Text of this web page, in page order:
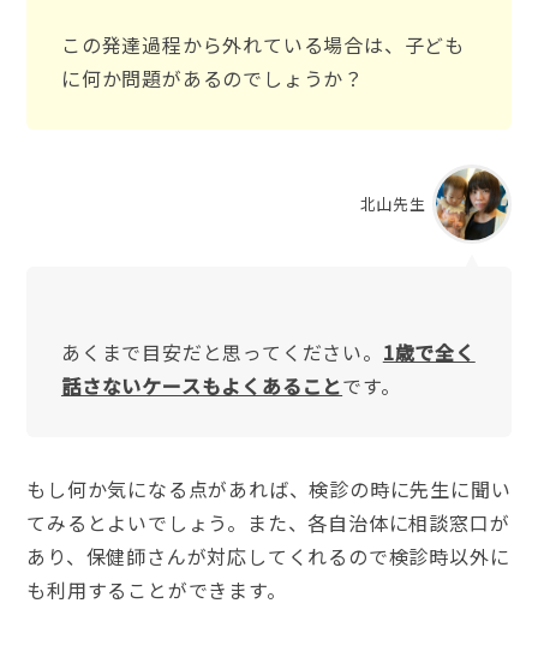
この発達過程から外れている場合は、子ども
に何か問題があるのでしょうか？
北山先生
あくまで目安だと思ってください。 1歳で全く
話さないケースもよくあることです。
もし何か気になる点があれば、検診の時に先生に聞い
てみるとよいでしょう。また、各自治体に相談窓口が
あり、保健師さんが対応してくれるので検診時以外に
も利用することができます。